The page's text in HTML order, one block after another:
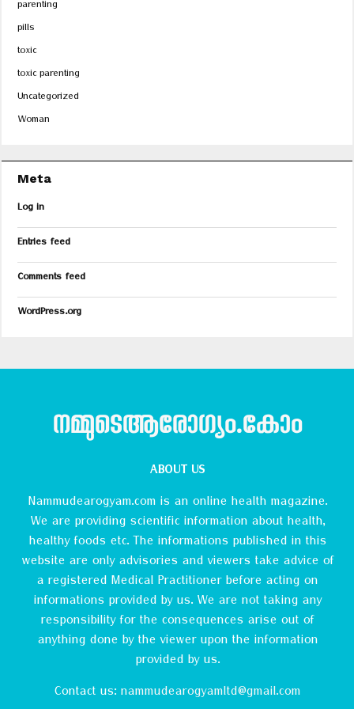
parenting
pills
toxic
toxic parenting
Uncategorized
Woman
Meta
Log in
Entries feed
Comments feed
WordPress.org
നമ്മുടെആരോഗ്യം.കോം
ABOUT US
Nammudearogyam.com is an online health magazine.
We are providing scientific information about health,
healthy foods etc. The informations published in this
website are only advisories and viewers take advice of
a registered Medical Practitioner before acting on
informations provided by us. We are not taking any
responsibility for the consequences arise out of
anything done by the viewer upon the information
provided by us.
Contact us: nammudearogyamltd@gmail.com